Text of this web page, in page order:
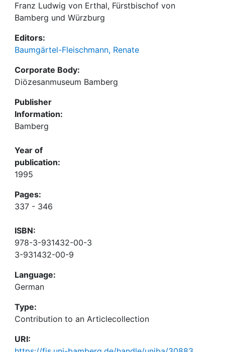
Franz Ludwig von Erthal, Fürstbischof von
Bamberg und Würzburg
Editors:
Baumgärtel-Fleischmann, Renate
Corporate Body:
Diözesanmuseum Bamberg
Publisher
Information:
Bamberg
Year of
publication:
1995
Pages:
337 - 346
ISBN:
978-3-931432-00-3
3-931432-00-9
Language:
German
Type:
Contribution to an Articlecollection
URI: